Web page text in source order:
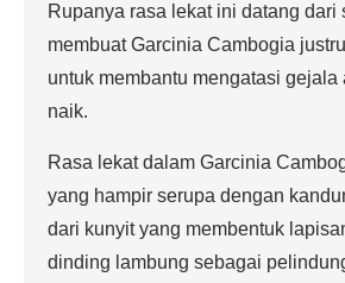
Rupanya rasa lekat ini datang dari
membuat Garcinia Cambogia
untuk membantu mengatasi gejala
naik.
Rasa lekat dalam Garcinia
yang hampir serupa dengan
dari kunyit yang membentuk
dinding lambung sebagai